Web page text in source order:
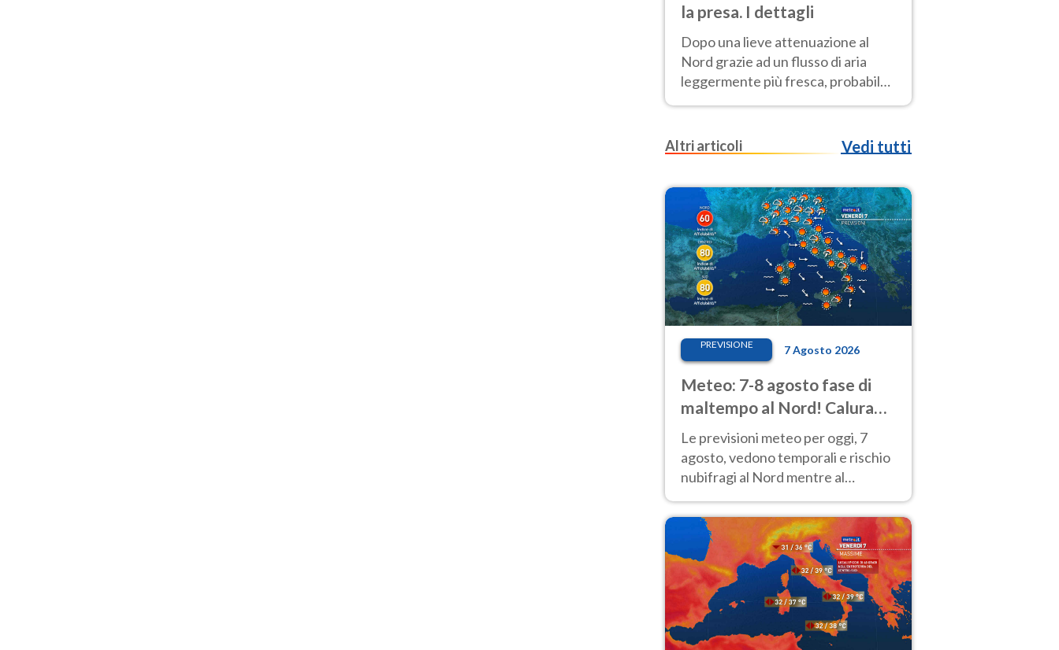
la presa. I dettagli
Dopo una lieve attenuazione al
Nord grazie ad un flusso di aria
leggermente più fresca, probabile
nuovo rinforzo dell’anticiclone
Altri articoli
Vedi tutti
PREVISIONE 7 Agosto 2026
Meteo: 7-8 agosto fase di
maltempo al Nord! Calura
fino a Ferragosto
Le previsioni meteo per oggi, 7
agosto, vedono temporali e rischio
nubifragi al Nord mentre al
molto intenso.